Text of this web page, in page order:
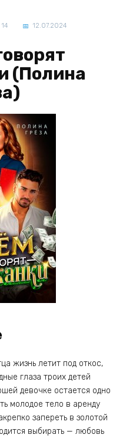
14 12.07.2024
(Полина
жизнь летит под откос,
глаза троих детей
девочке остается одно
молодое тело в аренду
запереть в золотой
выбирать — любовь